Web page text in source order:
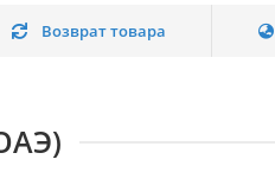
Возврат товара